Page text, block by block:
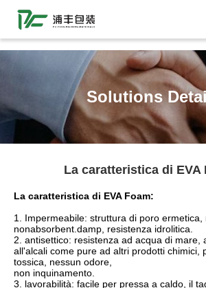
Solutions
La caratteristica di EVA
La caratteristica di EVA Foam:
1. Impermeabile: struttura di poro ermetica,
nonabsorbent.damp, resistenza idrolitica.
2. antisettico: resistenza ad acqua di mare,
all'alcali come pure ad altri prodotti chimici,
tossica, nessun odore,
non inquinamento.
3. lavorabilità: facile per pressa a caldo, il